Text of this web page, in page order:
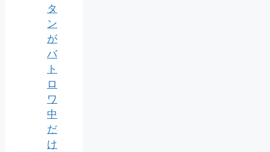
タ
ン
が
バ
ト
ロ
ワ
中
だ
け